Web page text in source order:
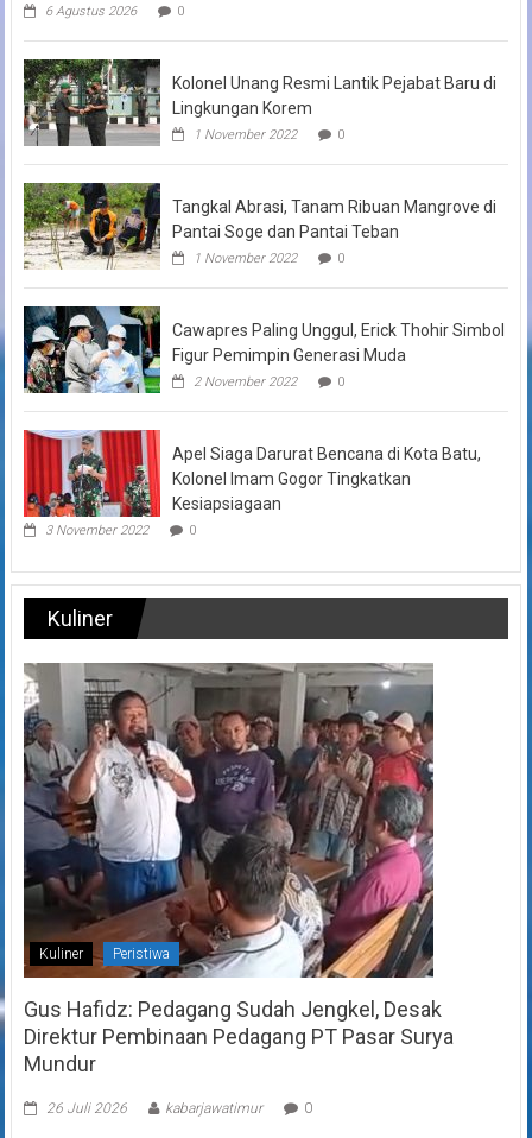
6 Agustus 2026 0
Kolonel Unang Resmi Lantik Pejabat Baru di
Lingkungan Korem
1 November 2022 0
Tangkal Abrasi, Tanam Ribuan Mangrove di
Pantai Soge dan Pantai Teban
1 November 2022 0
Cawapres Paling Unggul, Erick Thohir Simbol
Figur Pemimpin Generasi Muda
2 November 2022 0
Apel Siaga Darurat Bencana di Kota Batu,
Kolonel Imam Gogor Tingkatkan
Kesiapsiagaan
3 November 2022 0
Kuliner
Kuliner Peristiwa
Gus Hafidz: Pedagang Sudah Jengkel, Desak
Direktur Pembinaan Pedagang PT Pasar Surya
Mundur
26 Juli 2026 kabarjawatimur 0